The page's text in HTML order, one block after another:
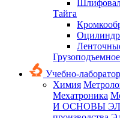
Тайга
Учебно-
Химия
Мехатроника
И ОСНОВЫ